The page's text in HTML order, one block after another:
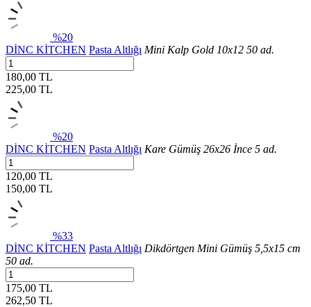
%20
DİNC KİTCHEN Pasta Altlığı Mini Kalp Gold 10x12 50 ad.
180,00 TL
225,00 TL
%20
DİNC KİTCHEN Pasta Altlığı Kare Gümüş 26x26 İnce 5 ad.
120,00 TL
150,00 TL
%33
DİNC KİTCHEN Pasta Altlığı Dikdörtgen Mini Gümüş 5,5x15 cm
50 ad.
175,00 TL
262,50 TL